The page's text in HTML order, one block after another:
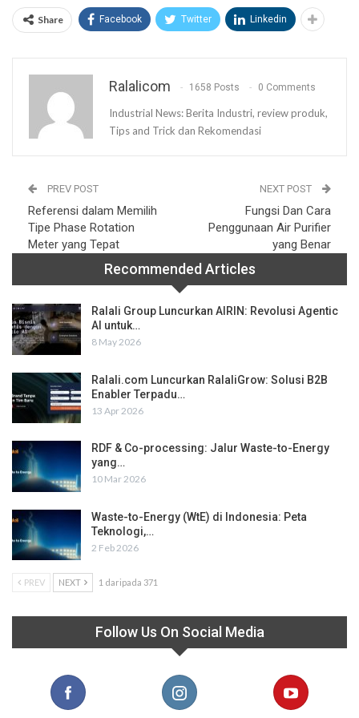
Share Facebook Twitter Linkedin
Ralalicom 1658 Posts 0 Comments
Industrial News: Berita Industri, review produk,
Tips and Trick dan Rekomendasi
PREV POST
Referensi dalam Memilih
Tipe Phase Rotation
Meter yang Tepat
NEXT POST
Fungsi Dan Cara
Penggunaan Air Purifier
yang Benar
Recommended Articles
Ralali Group Luncurkan AIRIN: Revolusi Agentic
AI untuk…
8 May 2026
Ralali.com Luncurkan RalaliGrow: Solusi B2B
Enabler Terpadu…
13 Apr 2026
RDF & Co-processing: Jalur Waste-to-Energy
yang…
10 Mar 2026
Waste-to-Energy (WtE) di Indonesia: Peta
Teknologi,…
2 Feb 2026
PREV NEXT 1 daripada 371
Follow Us On Social Media